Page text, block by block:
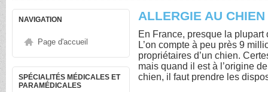
NAVIGATION
Page d'accueil
SPÉCIALITÉS MÉDICALES ET
PARAMÉDICALES
ALLERGIE AU CHIEN
En France, presque la
L’on compte à peu près 9
propriétaires d’un chien.
mais quand il est à l’origine
chien, il faut prendre les